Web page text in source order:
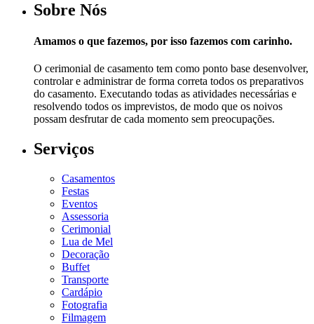
Sobre Nós
Amamos o que fazemos, por isso fazemos com carinho.
O cerimonial de casamento tem como ponto base desenvolver,
controlar e administrar de forma correta todos os preparativos
do casamento. Executando todas as atividades necessárias e
resolvendo todos os imprevistos, de modo que os noivos
possam desfrutar de cada momento sem preocupações.
Serviços
Casamentos
Festas
Eventos
Assessoria
Cerimonial
Lua de Mel
Decoração
Buffet
Transporte
Cardápio
Fotografia
Filmagem